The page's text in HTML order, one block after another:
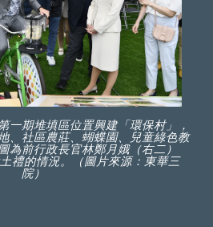
一期堆填區位置興建「環保村」，
、社區農莊、蝴蝶園、兒童綠色教
為前行政長官林鄭月娥（右二）
禮的情況。（圖片來源：東華三
院）